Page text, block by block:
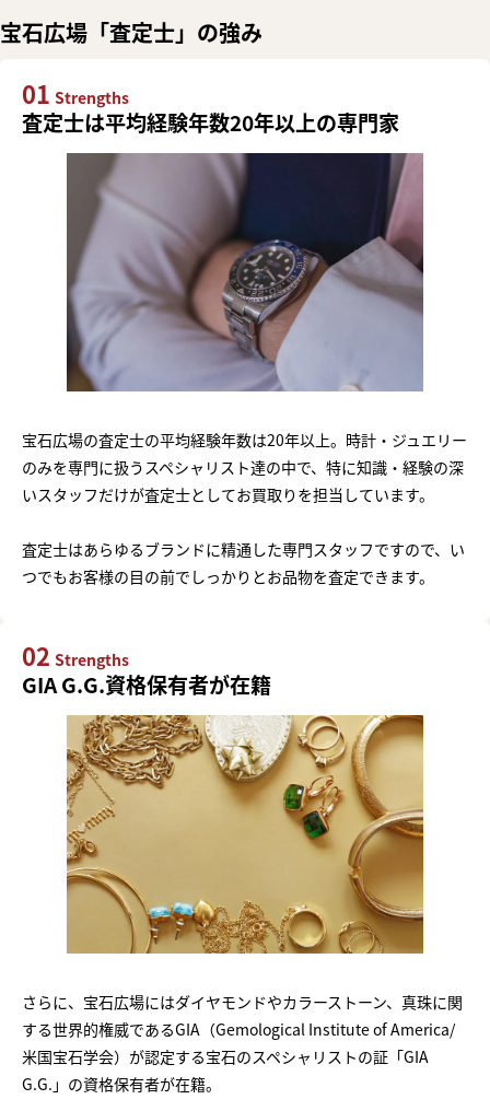
宝石広場「査定士」の強み
01 Strengths
査定士は平均経験年数20年以上の専門家
宝石広場の査定士の平均経験年数は20年以上。時計・ジュエリー
のみを専門に扱うスペシャリスト達の中で、特に知識・経験の深
いスタッフだけが査定士としてお買取りを担当しています。
査定士はあらゆるブランドに精通した専門スタッフですので、い
つでもお客様の目の前でしっかりとお品物を査定できます。
02 Strengths
GIA G.G.資格保有者が在籍
さらに、宝石広場にはダイヤモンドやカラーストーン、真珠に関
する世界的権威であるGIA（Gemological Institute of America/
米国宝石学会）が認定する宝石のスペシャリストの証「GIA
G.G.」の資格保有者が在籍。